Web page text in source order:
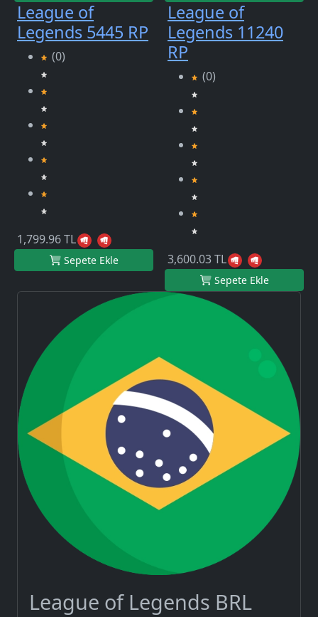
League of
Legends 5445 RP
(0)
1,799.96 TL
Sepete Ekle
League of
Legends 11240
RP
(0)
3,600.03 TL
Sepete Ekle
League of Legends BRL